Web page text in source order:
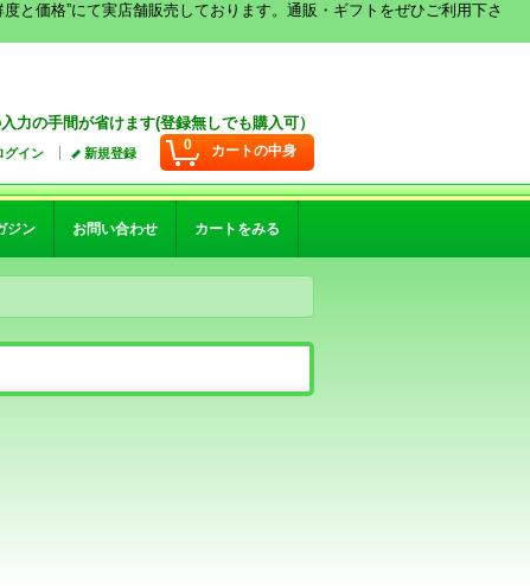
と価格”にて実店舗販売しております。通販・ギフトをぜひご利用下さ
力の手間が省けます(登録無しでも購入可）
0 カートの中身
グイン 新規登録
ジン お問い合わせ カートをみる